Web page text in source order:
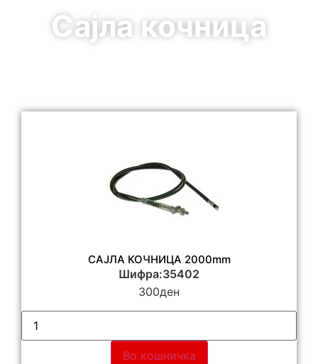
Сајла кочница
САЈЛА КОЧНИЦА 2000mm
Шифра:35402
300ден
Во кошничка